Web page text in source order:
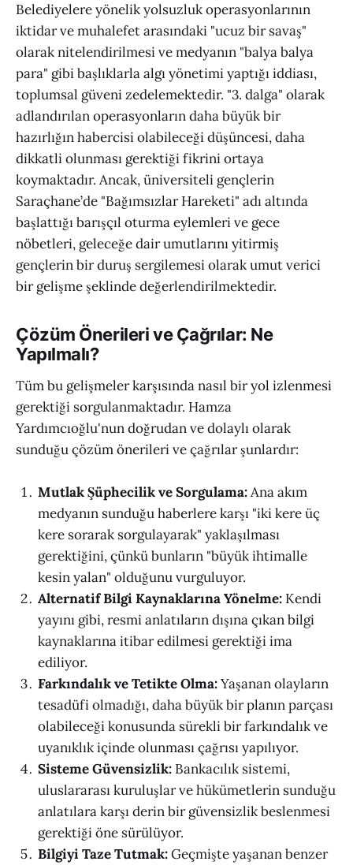
Belediyelere yönelik yolsuzluk operasyonlarının
iktidar ve muhalefet arasındaki "ucuz bir savaş"
olarak nitelendirilmesi ve medyanın "balya balya
para" gibi başlıklarla algı yönetimi yaptığı iddiası,
toplumsal güveni zedelemektedir. "3. dalga" olarak
adlandırılan operasyonların daha büyük bir
hazırlığın habercisi olabileceği düşüncesi, daha
dikkatli olunması gerektiği fikrini ortaya
koymaktadır. Ancak, üniversiteli gençlerin
Saraçhane’de "Bağımsızlar Hareketi" adı altında
başlattığı barışçıl oturma eylemleri ve gece
nöbetleri, geleceğe dair umutlarını yitirmiş
gençlerin bir duruş sergilemesi olarak umut verici
bir gelişme şeklinde değerlendirilmektedir.
Çözüm Önerileri ve Çağrılar: Ne
Yapılmalı?
Tüm bu gelişmeler karşısında nasıl bir yol izlenmesi
gerektiği sorgulanmaktadır. Hamza
Yardımcıoğlu'nun doğrudan ve dolaylı olarak
sunduğu çözüm önerileri ve çağrılar şunlardır:
Mutlak Şüphecilik ve Sorgulama:Ana akım
medyanın sunduğu haberlere karşı "iki kere üç
kere sorarak sorgulayarak" yaklaşılması
gerektiğini, çünkü bunların "büyük ihtimalle
kesin yalan" olduğunu vurguluyor.
Alternatif Bilgi Kaynaklarına Yönelme: Kendi
yayını gibi, resmi anlatıların dışına çıkan bilgi
kaynaklarına itibar edilmesi gerektiği ima
ediliyor.
Farkındalık ve Tetikte Olma:Yaşanan olayların
tesadüfi olmadığı, daha büyük bir planın parçası
olabileceği konusunda sürekli bir farkındalık ve
uyanıklık içinde olunması çağrısı yapılıyor.
Sisteme Güvensizlik: Bankacılık sistemi,
uluslararası kuruluşlar ve hükümetlerin sunduğu
anlatılara karşı derin bir güvensizlik beslenmesi
gerektiği öne sürülüyor.
Bilgiyi Taze Tutmak:Geçmişte yaşanan benzer